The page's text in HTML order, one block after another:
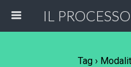
IL
Tag ›